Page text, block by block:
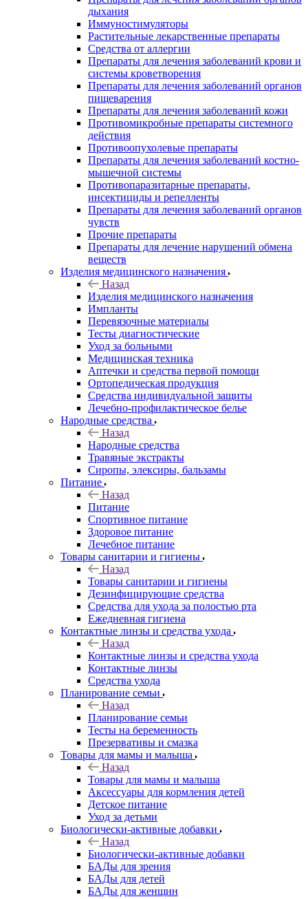
дыхания
Иммуностимуляторы
Растительные лекарственные препараты
Средства от аллергии
Препараты для лечения заболеваний крови и
системы кроветворения
Препараты для лечения заболеваний органов
пищеварения
Препараты для лечения заболеваний кожи
Противомикробные препараты системного
действия
Противоопухолевые препараты
Препараты для лечения заболеваний костно-
мышечной системы
Противопаразитарные препараты,
инсектициды и репелленты
Препараты для лечения заболеваний органов
чувств
Прочие препараты
Препараты для лечение нарушений обмена
веществ
Изделия медицинского назначения
Назад
Изделия медицинского назначения
Импланты
Перевязочные материалы
Тесты диагностические
Уход за больными
Медицинская техника
Аптечки и средства первой помощи
Ортопедическая продукция
Средства индивидуальной защиты
Лечебно-профилактическое белье
Народные средства
Назад
Народные средства
Травяные экстракты
Сиропы, элексиры, бальзамы
Питание
Назад
Питание
Спортивное питание
Здоровое питание
Лечебное питание
Товары санитарии и гигиены
Назад
Товары санитарии и гигиены
Дезинфицирующие средства
Средства для ухода за полостью рта
Ежедневная гигиена
Контактные линзы и средства ухода
Назад
Контактные линзы и средства ухода
Контактные линзы
Средства ухода
Планирование семьи
Назад
Планирование семьи
Тесты на беременность
Презервативы и смазка
Товары для мамы и малыша
Назад
Товары для мамы и малыша
Аксессуары для кормления детей
Детское питание
Уход за детьми
Биологически-активные добавки
Назад
Биологически-активные добавки
БАДы для зрения
БАДы для детей
БАДы для женщин